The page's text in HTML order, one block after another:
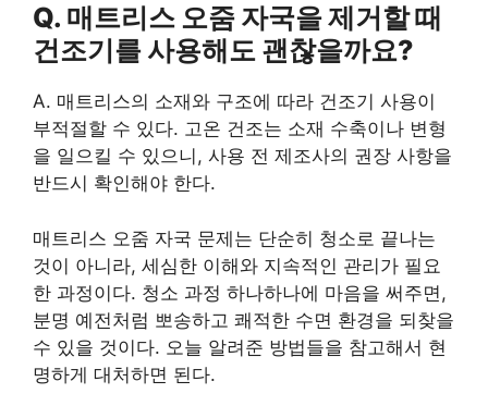
Q. 매트리스 오줌 자국을 제거할 때
건조기를 사용해도 괜찮을까요?
A. 매트리스의 소재와 구조에 따라 건조기 사용이
부적절할 수 있다. 고온 건조는 소재 수축이나 변형
을 일으킬 수 있으니, 사용 전 제조사의 권장 사항을
반드시 확인해야 한다.
매트리스 오줌 자국 문제는 단순히 청소로 끝나는
것이 아니라, 세심한 이해와 지속적인 관리가 필요
한 과정이다. 청소 과정 하나하나에 마음을 써주면,
분명 예전처럼 뽀송하고 쾌적한 수면 환경을 되찾을
수 있을 것이다. 오늘 알려준 방법들을 참고해서 현
명하게 대처하면 된다.